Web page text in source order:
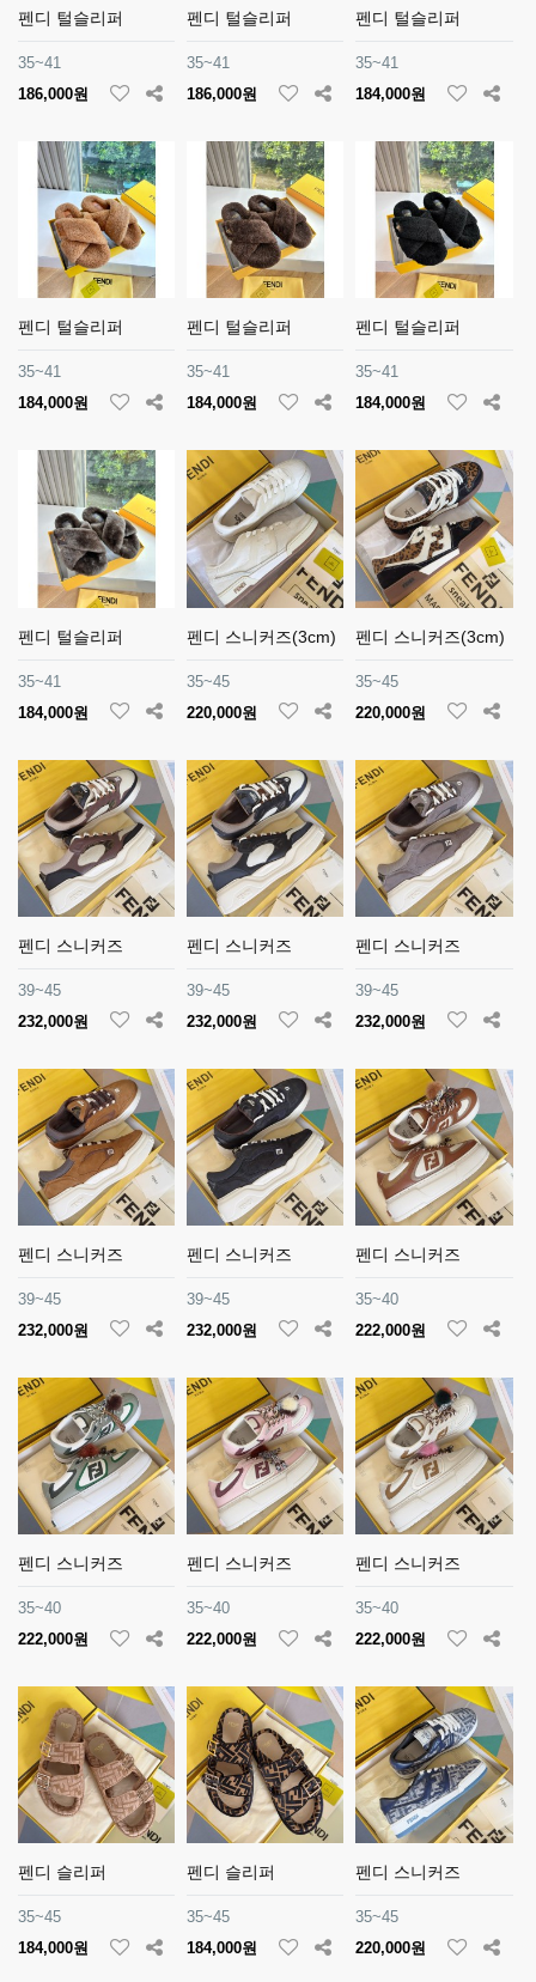
펜디 털슬리퍼
35~41
186,000원
펜디 털슬리퍼
35~41
186,000원
펜디 털슬리퍼
35~41
184,000원
펜디 털슬리퍼
35~41
184,000원
펜디 털슬리퍼
35~41
184,000원
펜디 털슬리퍼
35~41
184,000원
펜디 털슬리퍼
35~41
184,000원
펜디 스니커즈(3cm)
35~45
220,000원
펜디 스니커즈(3cm)
35~45
220,000원
펜디 스니커즈
39~45
232,000원
펜디 스니커즈
39~45
232,000원
펜디 스니커즈
39~45
232,000원
펜디 스니커즈
39~45
232,000원
펜디 스니커즈
39~45
232,000원
펜디 스니커즈
35~40
222,000원
펜디 스니커즈
35~40
222,000원
펜디 스니커즈
35~40
222,000원
펜디 스니커즈
35~40
222,000원
펜디 슬리퍼
35~45
184,000원
펜디 슬리퍼
35~45
184,000원
펜디 스니커즈
35~45
220,000원